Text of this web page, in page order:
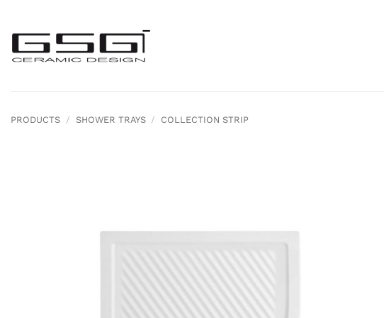
content
PRODUCTS / SHOWER TRAYS / COLLECTION STRIP